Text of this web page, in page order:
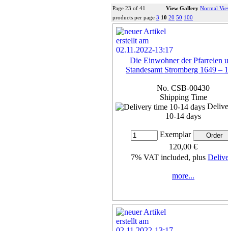
Page 23 of 41 View Gallery Normal
products per page 3 10 20 50 100
Die Einwohner der Pfarreien
Standesamt Stromberg 1649 –
No. CSB-00430
Shipping Time
10-14 days
Exemplar
120,00 €
7% VAT included, plus
more...